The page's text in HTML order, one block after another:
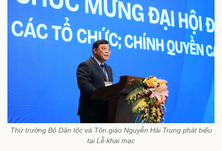
Thứ trưởng Bộ Dân tộc và Tôn giáo Nguyễn Hải Trung phát biểu
tại Lễ khai mạc